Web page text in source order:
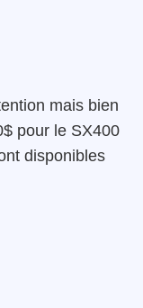
HS
mais bien
pour le SX400
disponibles